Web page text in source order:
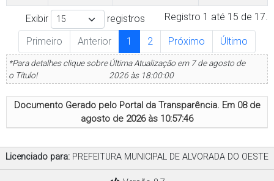
Registro 1 até 15 de 17.
Exibir
registros
Primeiro
Anterior 1 2 Próximo Último
*Para detalhes clique sobre
o Título!
Última Atualização em 7 de agosto de
2026 às 18:00:00
Documento Gerado pelo Portal da Transparência. Em 08 de
agosto de 2026 às 10:57:46
Licenciado para: PREFEITURA MUNICIPAL DE ALVORADA DO OESTE